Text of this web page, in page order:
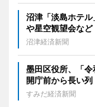
沼津「淡島ホテ
や星空観望会など
沼津経済新聞
墨田区役所、「
開庁前から長い列
すみだ経済新聞